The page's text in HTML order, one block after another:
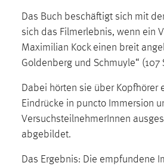
Das Buch beschäftigt sich mit
sich das Filmerlebnis, wenn ein
Maximilian Kock einen breit
Goldenberg und Schmuyle“
Dabei hörten sie über
Eindrücke in puncto Immersion
VersuchsteilnehmerInnen
abgebildet.
Das Ergebnis: Die empfundene
Einverständnis
Name: cookie_consent
Zweck:
Dieser Cookie
des Benutzers
Cookie Laufzeit: 1 Jahr